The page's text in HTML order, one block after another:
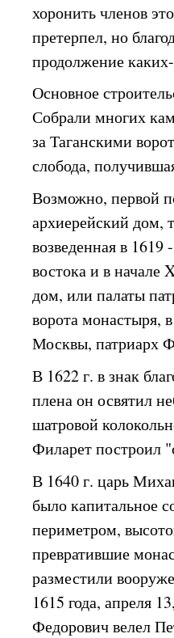
хоронить членов
претерпел, но
продолжение
Основное
Собрали многих
за Таганскими
слобода,
Возможно, первой
архиерейский дом,
возведенная в
востока и в
дом, или палаты
ворота монастыря,
Москвы, патриарх
В 1622 г. в знак
плена он освятил
шатровой
Филарет построил
В 1640 г. царь
было капитальное
периметром,
превратившие
разместили
1615 года, апреля
Федорович велел